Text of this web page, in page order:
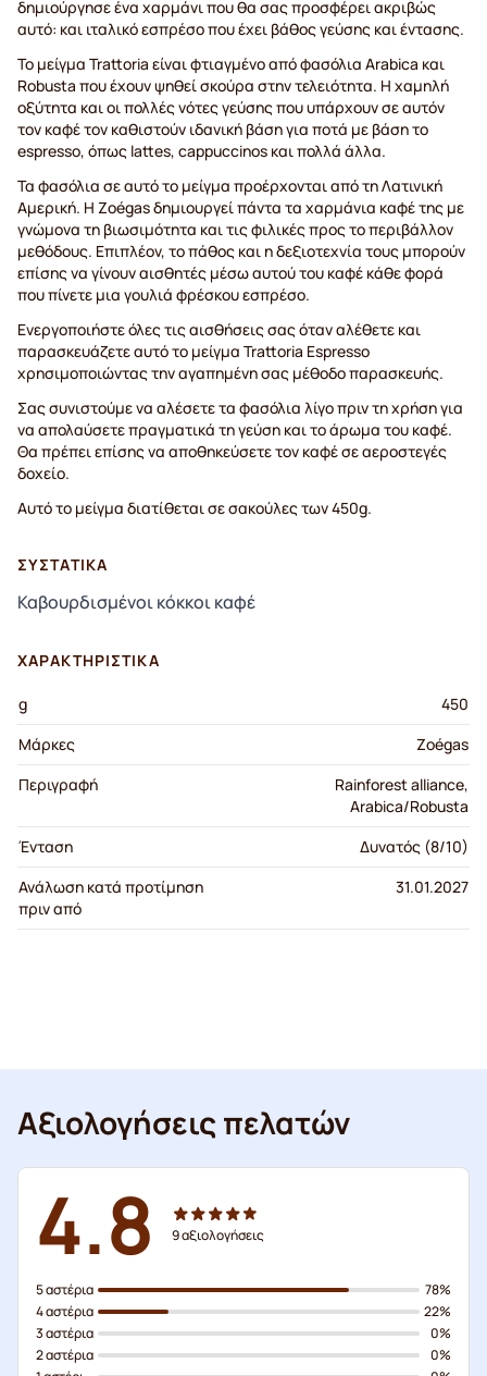
δημιούργησε ένα χαρμάνι που θα σας προσφέρει ακριβώς
αυτό: και ιταλικό εσπρέσο που έχει βάθος γεύσης και έντασης.
Το μείγμα Trattoria είναι φτιαγμένο από φασόλια Arabica και
Robusta που έχουν ψηθεί σκούρα στην τελειότητα. Η χαμηλή
οξύτητα και οι πολλές νότες γεύσης που υπάρχουν σε αυτόν
τον καφέ τον καθιστούν ιδανική βάση για ποτά με βάση το
espresso, όπως lattes, cappuccinos και πολλά άλλα.
Τα φασόλια σε αυτό το μείγμα προέρχονται από τη Λατινική
Αμερική. Η Zoégas δημιουργεί πάντα τα χαρμάνια καφέ της με
γνώμονα τη βιωσιμότητα και τις φιλικές προς το περιβάλλον
μεθόδους. Επιπλέον, το πάθος και η δεξιοτεχνία τους μπορούν
επίσης να γίνουν αισθητές μέσω αυτού του καφέ κάθε φορά
που πίνετε μια γουλιά φρέσκου εσπρέσο.
Ενεργοποιήστε όλες τις αισθήσεις σας όταν αλέθετε και
παρασκευάζετε αυτό το μείγμα Trattoria Espresso
χρησιμοποιώντας την αγαπημένη σας μέθοδο παρασκευής.
Σας συνιστούμε να αλέσετε τα φασόλια λίγο πριν τη χρήση για
να απολαύσετε πραγματικά τη γεύση και το άρωμα του καφέ.
Θα πρέπει επίσης να αποθηκεύσετε τον καφέ σε αεροστεγές
δοχείο.
Αυτό το μείγμα διατίθεται σε σακούλες των 450g.
ΣΥΣΤΑΤΙΚΆ
Καβουρδισμένοι κόκκοι καφέ
ΧΑΡΑΚΤΗΡΙΣΤΙΚΆ
g
450
Μάρκες
Zoégas
Περιγραφή
Rainforest alliance,
Arabica/Robusta
Ένταση
Δυνατός (8/10)
Ανάλωση κατά προτίμηση
πριν από
31.01.2027
Αξιολογήσεις πελατών
4.8 9αξιολογήσεις
5 αστέρια
4 αστέρια
3 αστέρια
2 αστέρια
78%
22%
0%
0%